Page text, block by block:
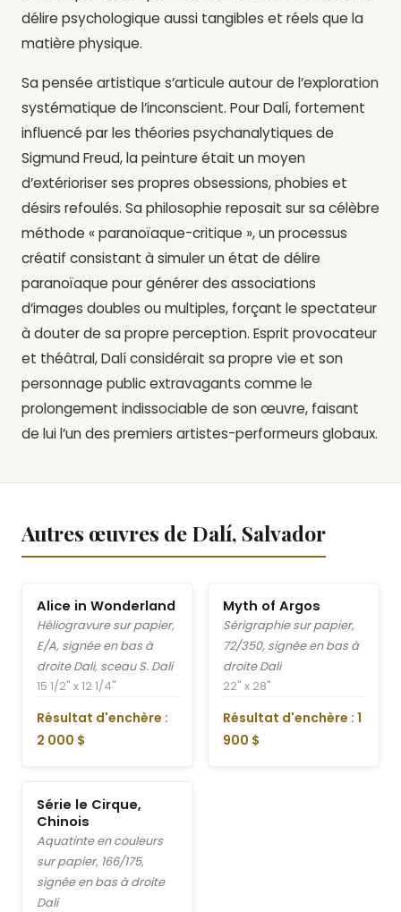
délire psychologique aussi tangibles et réels que la
matière physique.
Sa pensée artistique s’articule autour de l’exploration
systématique de l’inconscient. Pour Dalí, fortement
influencé par les théories psychanalytiques de
Sigmund Freud, la peinture était un moyen
d’extérioriser ses propres obsessions, phobies et
désirs refoulés. Sa philosophie reposait sur sa célèbre
méthode « paranoïaque-critique », un processus
créatif consistant à simuler un état de délire
paranoïaque pour générer des associations
d’images doubles ou multiples, forçant le spectateur
à douter de sa propre perception. Esprit provocateur
et théâtral, Dalí considérait sa propre vie et son
personnage public extravagants comme le
prolongement indissociable de son œuvre, faisant
de lui l’un des premiers artistes-performeurs globaux.
Autres œuvres de Dalí, Salvador
Alice in Wonderland
Héliogravure sur papier,
E/A, signée en bas à
droite Dali, sceau S. Dali
15 1/2" x 12 1/4"
Résultat d'enchère :
2 000 $
Myth of Argos
Sérigraphie sur papier,
72/350, signée en bas à
droite Dali
22" x 28"
Résultat d'enchère : 1
900 $
Série le Cirque,
Chinois
Aquatinte en couleurs
sur papier, 166/175,
signée en bas à droite
Dali